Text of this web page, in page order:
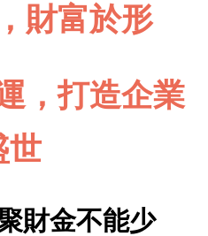
財富於形
，打造企業
世
財金不能少